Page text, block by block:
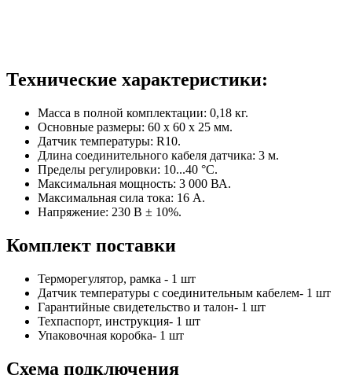
Технические характеристики:
Масса в полной комплектации: 0,18 кг.
Основные размеры: 60 х 60 х 25 мм.
Датчик температуры: R10.
Длина соединительного кабеля датчика: 3 м.
Пределы регулировки: 10...40 °С.
Максимальная мощность: 3 000 ВА.
Максимальная сила тока: 16 А.
Напряжение: 230 В ± 10%.
Комплект поставки
Терморегулятор, рамка - 1 шт
Датчик температуры с соединительным кабелем- 1 шт
Гарантийные свидетельство и талон- 1 шт
Техпаспорт, инструкция- 1 шт
Упаковочная коробка- 1 шт
Схема подключения